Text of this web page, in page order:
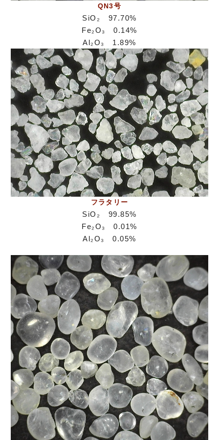
QN3号
SiO₂ 97.70%
Fe₂O₃ 0.14%
Al₂O₃ 1.89%
フラタリー
SiO₂ 99.85%
Fe₂O₃ 0.01%
Al₂O₃ 0.05%